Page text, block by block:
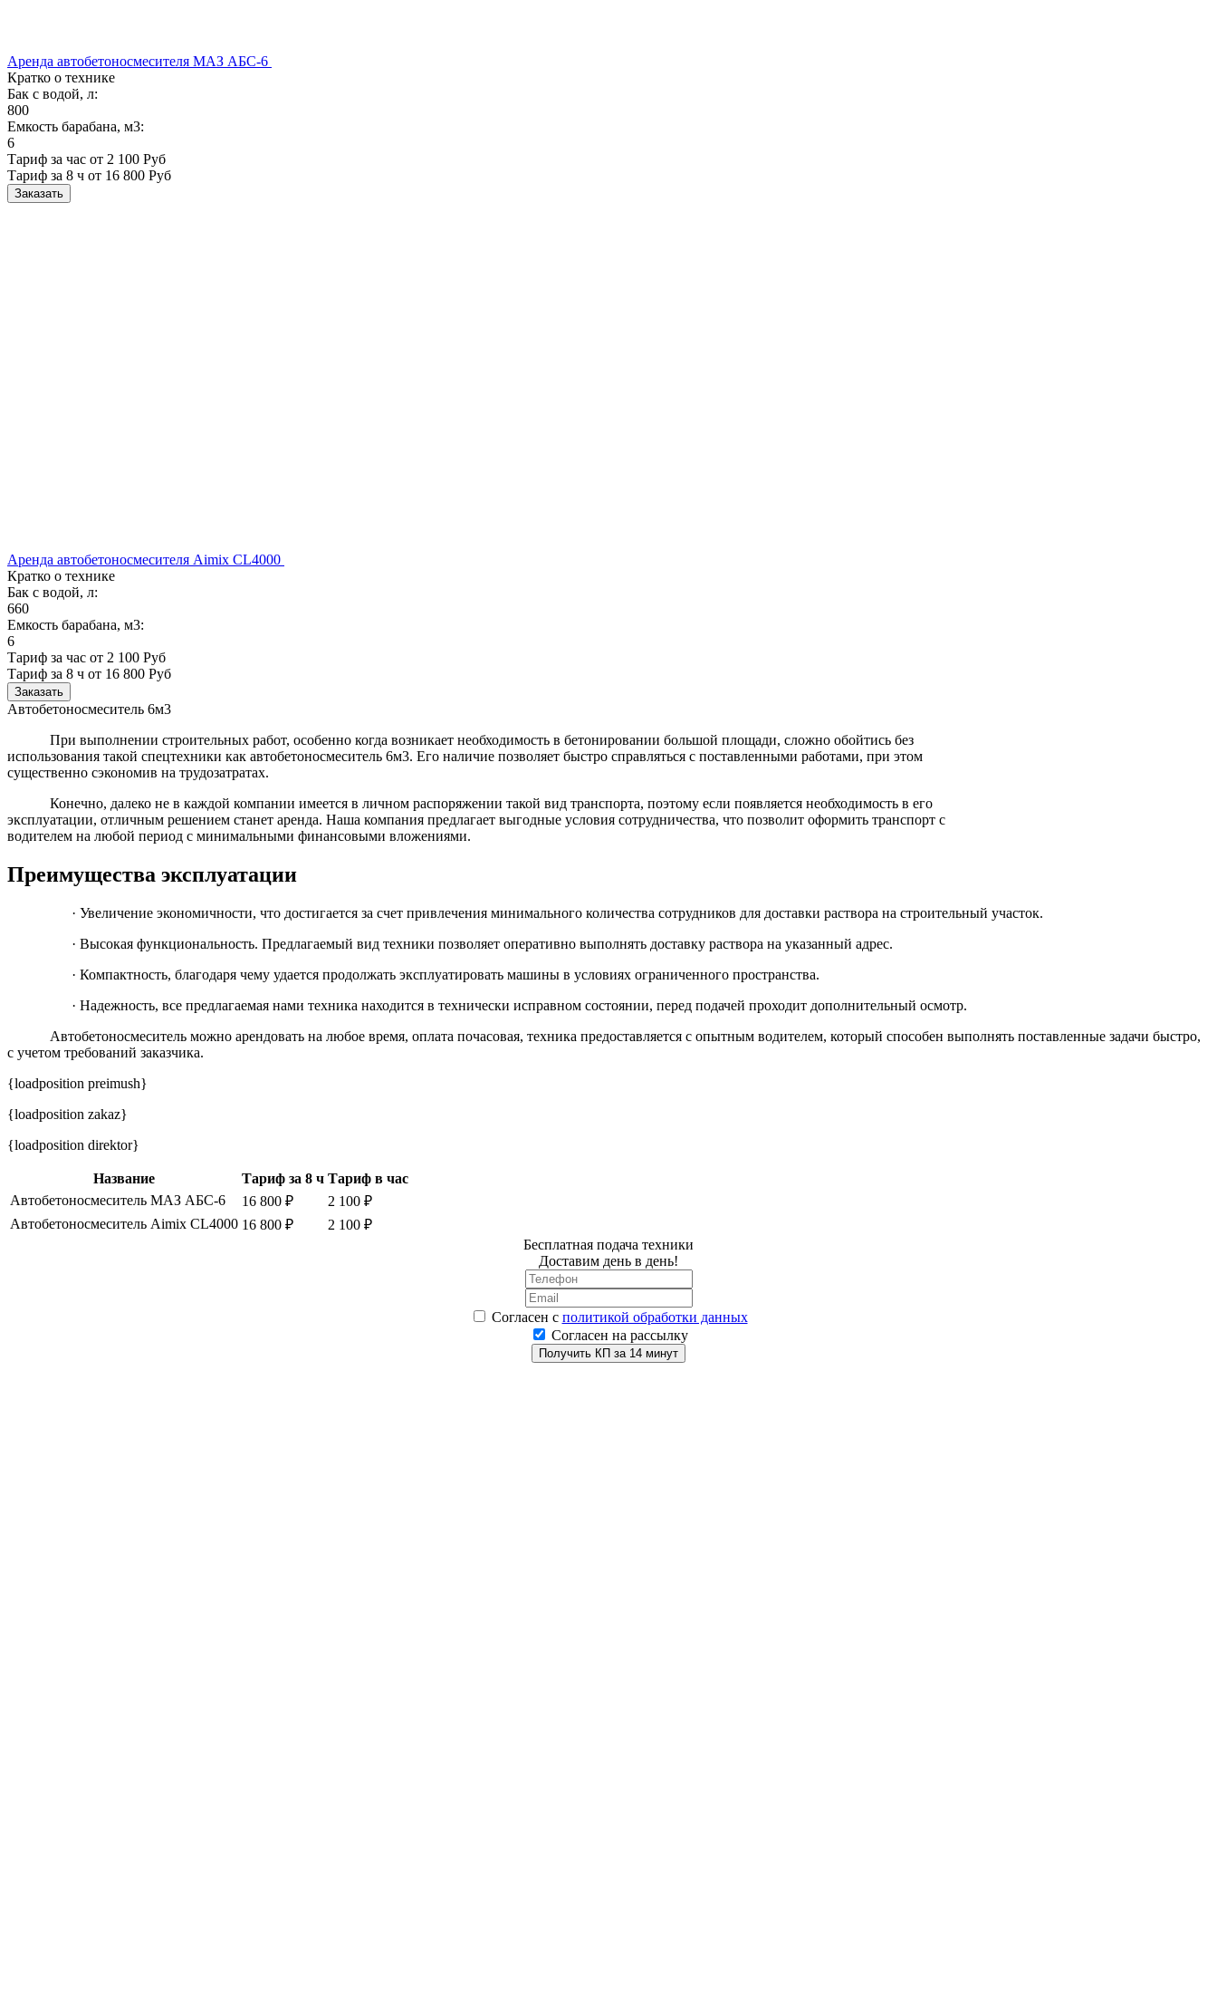
Аренда автобетоносмесителя МАЗ АБС-6
Кратко о технике
Бак с водой, л:
800
Емкость барабана, м3:
6
Тариф за час от 2 100 Руб
Тариф за 8 ч от 16 800 Руб
Заказать
Аренда автобетоносмесителя Aimix CL4000
Кратко о технике
Бак с водой, л:
660
Емкость барабана, м3:
6
Тариф за час от 2 100 Руб
Тариф за 8 ч от 16 800 Руб
Заказать
Автобетоносмеситель 6м3
При выполнении строительных работ, особенно когда возникает необходимость в бетонировании большой площади, сложно обойтись без
использования такой спецтехники как автобетоносмеситель 6м3. Его наличие позволяет быстро справляться с поставленными работами, при этом
существенно сэкономив на трудозатратах.
Конечно, далеко не в каждой компании имеется в личном распоряжении такой вид транспорта, поэтому если появляется необходимость в его
эксплуатации, отличным решением станет аренда. Наша компания предлагает выгодные условия сотрудничества, что позволит оформить транспорт с
водителем на любой период с минимальными финансовыми вложениями.
Преимущества эксплуатации
· Увеличение экономичности, что достигается за счет привлечения минимального количества сотрудников для доставки раствора на строительный участок.
· Высокая функциональность. Предлагаемый вид техники позволяет оперативно выполнять доставку раствора на указанный адрес.
· Компактность, благодаря чему удается продолжать эксплуатировать машины в условиях ограниченного пространства.
· Надежность, все предлагаемая нами техника находится в технически исправном состоянии, перед подачей проходит дополнительный осмотр.
Автобетоносмеситель можно арендовать на любое время, оплата почасовая, техника предоставляется с опытным водителем, который способен выполнять поставленные задачи быстро,
с учетом требований заказчика.
{loadposition preimush}
{loadposition zakaz}
{loadposition direktor}
Название Тариф за 8 ч Тариф в час
Автобетоносмеситель МАЗ АБС-6
16 800 ₽
2 100 ₽
Автобетоносмеситель Aimix CL4000 16 800 ₽
2 100 ₽
Бесплатная подача техники
Доставим день в день!
Согласен с политикой обработки данных
Согласен на рассылку
Получить КП за 14 минут